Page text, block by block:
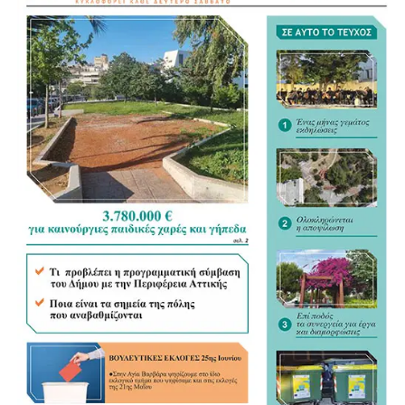
Για τον νέο Κώδικα της Αυτοδιοίκησης αναγνώρισε ως
σημαντικό βήμα τη συγκέντρωση της διάσπαρτης
νομοθεσίας σε ένα ενιαίο κείμενο, άσκησε όμως κριτική
στον τρόπο με τον οποίο διαμορφώνεται. «Η
Αυτοδιοίκηση ξέρει τι Αυτοδιοίκηση θέλει», σημείωσε,
υποστηρίζοντας ότι οι Δήμοι θα έπρεπε να έχουν πολύ
πιο καθοριστικό ρόλο στη διαμόρφωση του νέου
πλαισίου.
«Τα ουσιώδη είναι οι αρμοδιότητες και οι πόροι»